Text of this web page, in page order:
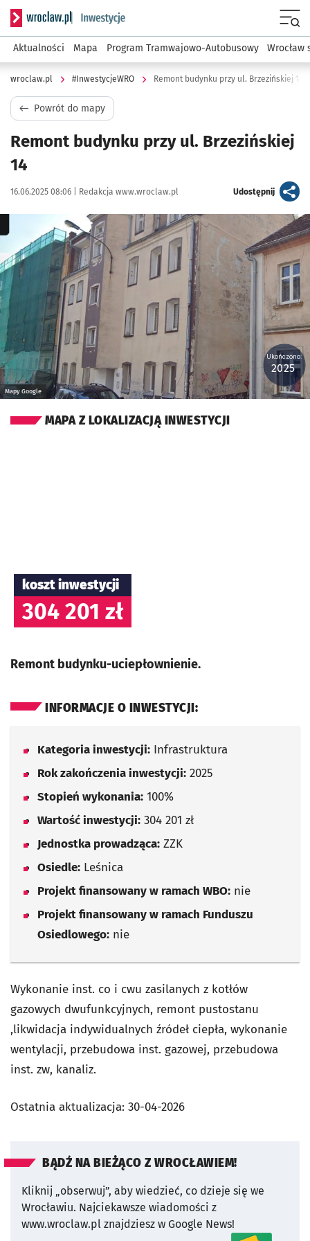
Serwis informacyjny wroclaw.pl podserwis:
Aktualności Mapa Program Tramwajowo-Autobusowy Wrocław
wroclaw.pl #InwestycjeWRO Remont budynku przy ul. Brzezińskiej 14
Powrót do mapy
Remont budynku przy ul. Brzezińskiej
14
Data publikacji:
16.06.2025 08:06 | Autor:
Redakcja www.wroclaw.pl Udostępnijartykuł
Kliknij, aby powiększyć
Mapy Google
Ukończono:
2025
MAPA Z LOKALIZACJĄ INWESTYCJI
koszt inwestycji
304 201 zł
Remont budynku-uciepłownienie.
INFORMACJE O INWESTYCJI:
Kategoria inwestycji: Infrastruktura
Rok zakończenia inwestycji: 2025
Stopień wykonania: 100%
Wartość inwestycji: 304 201 zł
Jednostka prowadząca: ZZK
Osiedle: Leśnica
Projekt finansowany w ramach WBO: nie
Projekt finansowany w ramach Funduszu
Osiedlowego: nie
Wykonanie inst. co i cwu zasilanych z kotłów
gazowych dwufunkcyjnych, remont pustostanu
,likwidacja indywidualnych źródeł ciepła, wykonanie
wentylacji, przebudowa inst. gazowej, przebudowa
inst. zw, kanaliz.
Ostatnia aktualizacja: 30-04-2026
BĄDŹ NA BIEŻĄCO Z WROCŁAWIEM!
Kliknij „obserwuj”, aby wiedzieć, co dzieje się we
Wrocławiu. Najciekawsze wiadomości z
www.wroclaw.pl znajdziesz w Google News!